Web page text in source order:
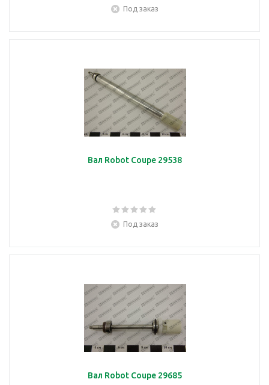
Под заказ
Вал Robot Coupe 29538
Под заказ
Вал Robot Coupe 29685